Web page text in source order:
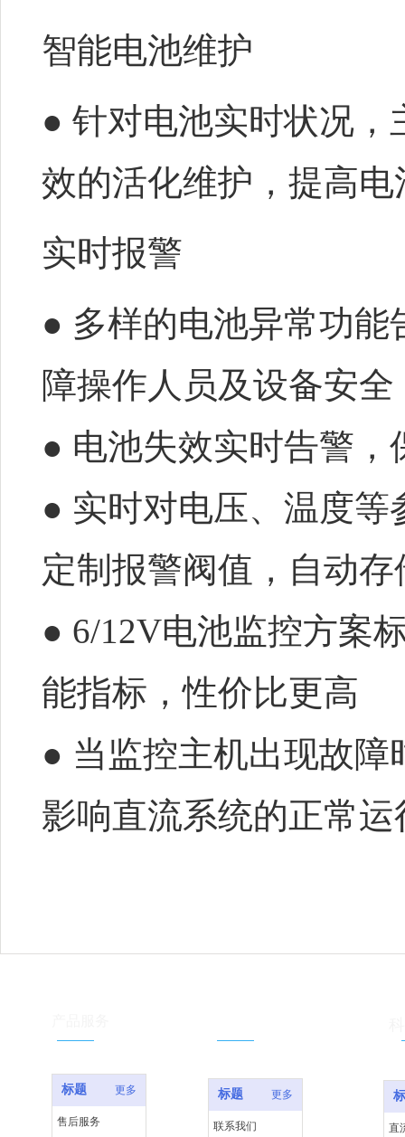
智能电池维护
● 针对电池实时状况
效的活化维护，提高
实时报警
● 多样的电池异常功
障操作人员及设备安
● 电池失效实时告警
● 实时对电压、温度
定制报警阀值，自动
● 6/12V电池监控方案
能指标，性价比更高
● 当监控主机出现故
影响直流系统的正常
标题 更多
售后服务
标题 更多
联系我们 直